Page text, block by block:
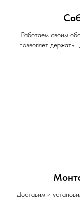
Работаем своим
позволяет держать
Доставим и